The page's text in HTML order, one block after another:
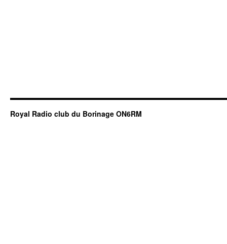
Royal Radio club du Borinage ON6RM